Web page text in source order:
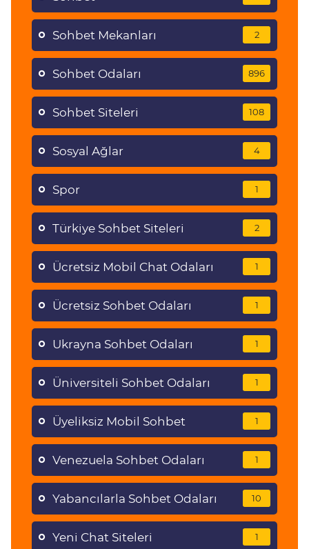
Sohbet Mekanları 2
Sohbet Odaları 896
Sohbet Siteleri 108
Sosyal Ağlar 4
Spor 1
Türkiye Sohbet Siteleri 2
Ücretsiz Mobil Chat Odaları 1
Ücretsiz Sohbet Odaları 1
Ukrayna Sohbet Odaları 1
Üniversiteli Sohbet Odaları 1
Üyeliksiz Mobil Sohbet 1
Venezuela Sohbet Odaları 1
Yabancılarla Sohbet Odaları 10
Yeni Chat Siteleri 1